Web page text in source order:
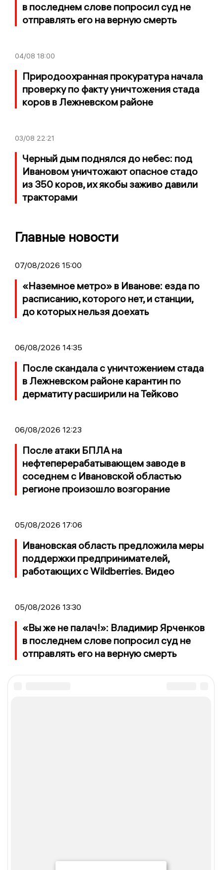
в последнем слове попросил суд не
отправлять его на верную смерть
04/08 18:00
Природоохранная прокуратура начала
проверку по факту уничтожения стада
коров в Лежневском районе
03/08 22:21
Черный дым поднялся до небес: под
Ивановом уничтожают опасное стадо
из 350 коров, их якобы заживо давили
тракторами
Главные новости
07/08/2026 15:00
«Наземное метро» в Иванове: езда по
расписанию, которого нет, и станции,
до которых нельзя доехать
06/08/2026 14:35
После скандала с уничтожением стада
в Лежневском районе карантин по
дерматиту расширили на Тейково
06/08/2026 12:23
После атаки БПЛА на
нефтеперерабатывающем заводе в
соседнем с Ивановской областью
регионе произошло возгорание
05/08/2026 17:06
Ивановская область предложила меры
поддержки предпринимателей,
работающих с Wildberries. Видео
05/08/2026 13:30
«Вы же не палач!»: Владимир Ярченков
в последнем слове попросил суд не
отправлять его на верную смерть